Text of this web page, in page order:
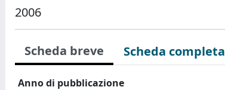
2006
Scheda breve Scheda completa
Anno di pubblicazione